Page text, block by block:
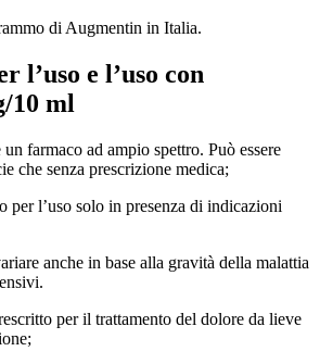
di Augmentin in Italia.
l’uso e l’uso con
10 ml
farmaco ad ampio spettro. Può essere
che senza prescrizione medica;
per l’uso solo in presenza di indicazioni
anche in base alla gravità della malattia
per il trattamento del dolore da lieve